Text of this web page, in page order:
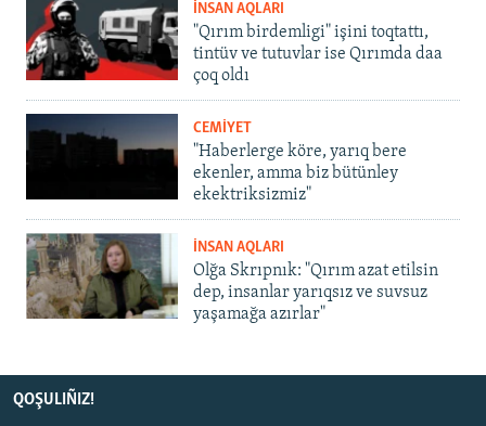
İNSAN AQLARI
"Qırım birdemligi" işini toqtattı,
tintüv ve tutuvlar ise Qırımda daa
çoq oldı
CEMİYET
"Haberlerge köre, yarıq bere
ekenler, amma biz bütünley
ekektriksizmiz"
İNSAN AQLARI
Olğa Skrıpnık: "Qırım azat etilsin
dep, insanlar yarıqsız ve suvsuz
yaşamağa azırlar"
QOŞULIÑIZ!